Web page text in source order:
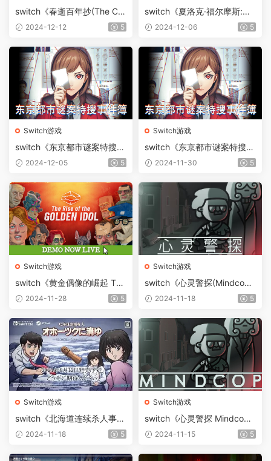
switch《春逝百年抄(The Ce
ntennial Case)》[XCI]港版中
2024-12-12 5
switch《夏洛克·福尔摩斯:觉
醒(Sherlock Holmes)》中文
LC】
2024-12-06 5
Switch游戏
switch《东京都市谜案特搜事
件簿》中文版NSZ下载【含1.
2024-12-05 5
Switch游戏
switch《东京都市谜案特搜事
件簿》中文版NSZ下载
2024-11-30 5
Switch游戏
switch《黄金偶像的崛起 The
Rise of the Golden Idol》中
2024-11-28 5
Switch游戏
switch《心灵警探(Mindcop
)》[NSZ]美版中文下载+1.0.1
2024-11-18 5
Switch游戏
switch《北海道连续杀人事件
消失在鄂霍次克》港版中文下
2024-11-18 5
Switch游戏
switch《心灵警探 Mindco
p》中文版nsz下载+v1.0.1补
2024-11-15 5